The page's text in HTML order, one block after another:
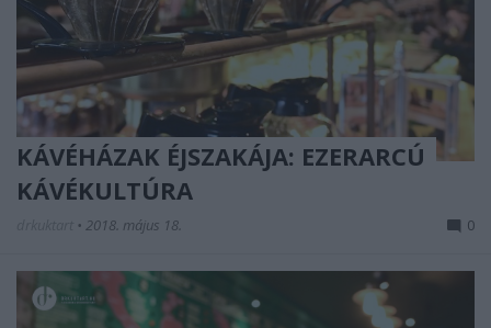
KÁVÉHÁZAK ÉJSZAKÁJA: EZERARCÚ
KÁVÉKULTÚRA
• 2018. május 18. 0